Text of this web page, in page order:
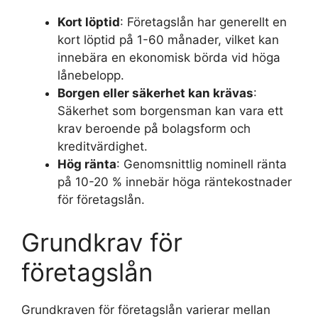
Kort löptid: Företagslån har generellt en
kort löptid på 1-60 månader, vilket kan
innebära en ekonomisk börda vid höga
lånebelopp.
Borgen eller säkerhet kan krävas:
Säkerhet som borgensman kan vara ett
krav beroende på bolagsform och
kreditvärdighet.
Hög ränta: Genomsnittlig nominell ränta
på 10-20 % innebär höga räntekostnader
för företagslån.
Grundkrav för
företagslån
Grundkraven för företagslån varierar mellan